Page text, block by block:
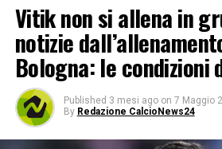
Vitik non si allena in
notizie
Bologna: le condizioni
Published 3 mesi ago on 7 Maggio
By Redazione CalcioNews24